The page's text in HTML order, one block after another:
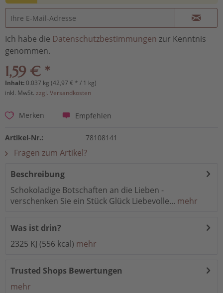
Ich habe die Datenschutzbestimmungen zur Kenntnis
genommen.
1,59 € *
Inhalt:0.037 kg (42,97 € * / 1 kg)
inkl. MwSt. zzgl. Versandkosten
Merken Empfehlen
Artikel-Nr.: 78108141
Fragen zum Artikel?
Beschreibung
Schokoladige Botschaften an die Lieben -
verschenken Sie ein Stück Glück Liebevolle... mehr
Was ist drin?
2325 KJ (556 kcal) mehr
Trusted Shops Bewertungen
mehr